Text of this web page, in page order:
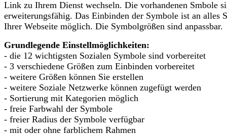
Link zu Ihrem Dienst wechseln. Die vorhandenen Smbole
erweiterungsfähig. Das Einbinden der Symbole ist an alles
Ihrer Webseite möglich. Die Symbolgrößen sind anpassbar.
Grundlegende Einstellmöglichkeiten:
- die 12 wichtigsten Sozialen Symbole sind vorbereitet
- 3 verschiedene Größen zum Einbinden vorbereitet
- weitere Größen können Sie erstellen
- weitere Soziale Netzwerke können zugefügt werden
- Sortierung mit Kategorien möglich
- freie Farbwahl der Symbole
- freier Radius der Symbole verfügbar
- mit oder ohne farblichem Rahmen